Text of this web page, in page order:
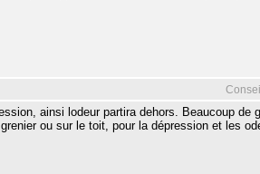
ainsi lodeur partira dehors. Beaucoup de
ou sur le toit, pour la dépression et les